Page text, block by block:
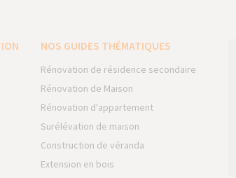
NOS GUIDES THÉMATIQUES
Rénovation de résidence secondaire
Rénovation de Maison
Rénovation d'appartement
Surélévation de maison
Construction de véranda
Extension en bois